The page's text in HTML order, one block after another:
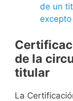
de un
de la
titular
La